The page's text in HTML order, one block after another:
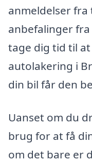
anmeldelser
anbefalinger
tage dig tid til
autolakering i
din bil får den
Uanset om du
brug for at få
om det bare er